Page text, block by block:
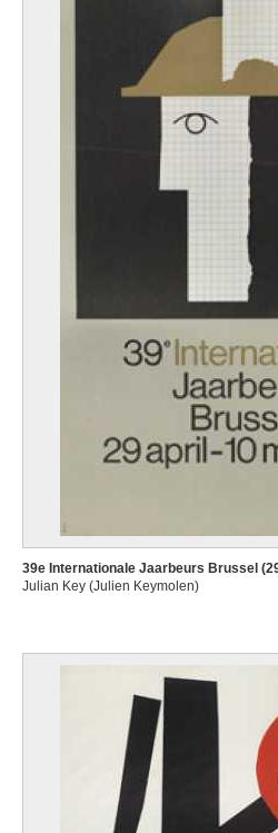
39e Internationale Jaarbeurs Brussel
Julian Key (Julien Keymolen)